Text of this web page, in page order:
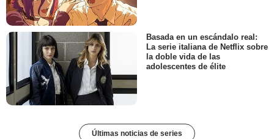
Basada en un escándalo real:
La serie italiana de Netflix sobre
la doble vida de las
adolescentes de élite
Últimas noticias de series